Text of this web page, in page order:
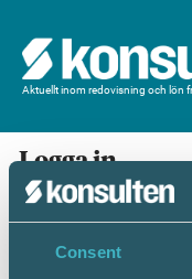
Consent
Aktuellt inom redovisning och lön
Logga in
En prenumeration
medlem/ansluten
med BankID eller